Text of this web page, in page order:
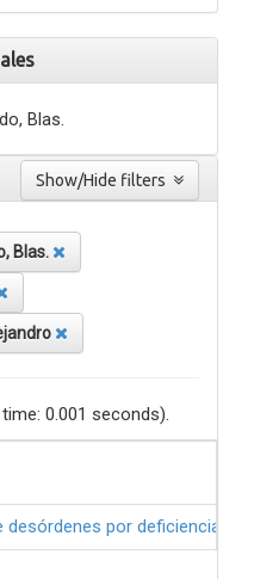
Blas.
Blas.
0.001 seconds).
desórdenes por deficiencia